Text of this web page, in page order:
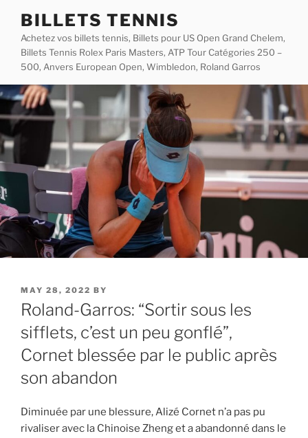
content
BILLETS TENNIS
Achetez vos billets tennis, Billets pour US Open Grand Chelem,
Billets Tennis Rolex Paris Masters, ATP Tour Catégories 250 –
500, Anvers European Open, Wimbledon, Roland Garros
POSTED
ON
MAY 28, 2022 BY
Roland-Garros: “Sortir sous les
sifflets, c’est un peu gonflé”,
Cornet blessée par le public après
son abandon
Diminuée par une blessure, Alizé Cornet n’a pas pu
rivaliser avec la Chinoise Zheng et a abandonné dans le